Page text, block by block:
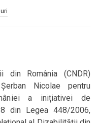
din România (CNDR)
Nicolae pentru
a inițiativei de
din Legea 448/2006,